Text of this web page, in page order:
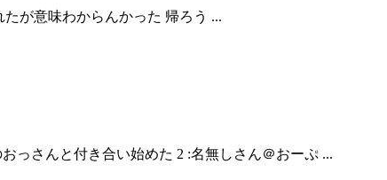
たが意味わからんかった 帰ろう ...
っさんと付き合い始めた 2 :名無しさん＠おーぷ ...